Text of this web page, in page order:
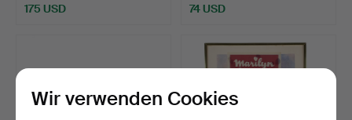
175 USD 74 USD
Wir verwenden Cookies